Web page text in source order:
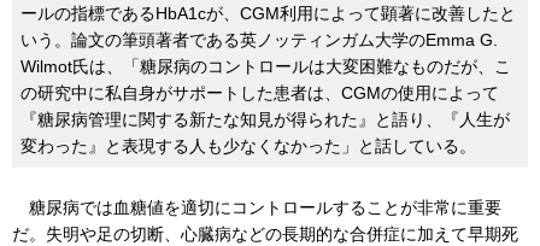
ールの指標であるHbA1cが、CGM利用によって顕著に改善したと
いう。論文の筆頭著者である英ノッティンガム大学のEmma G.
Wilmot氏は、「糖尿病のコントロールは大変困難なものだが、こ
の研究中に私自身がサポートした患者は、CGMの使用によって
『糖尿病管理に関する新たな知見が得られた』と語り、『人生が
変わった』と表現する人も少なくなかった」と話している。
糖尿病では血糖値を適切にコントロールすることが非常に重要
だ。失明や足の切断、心臓病などの長期的な合併症に加えて早期死